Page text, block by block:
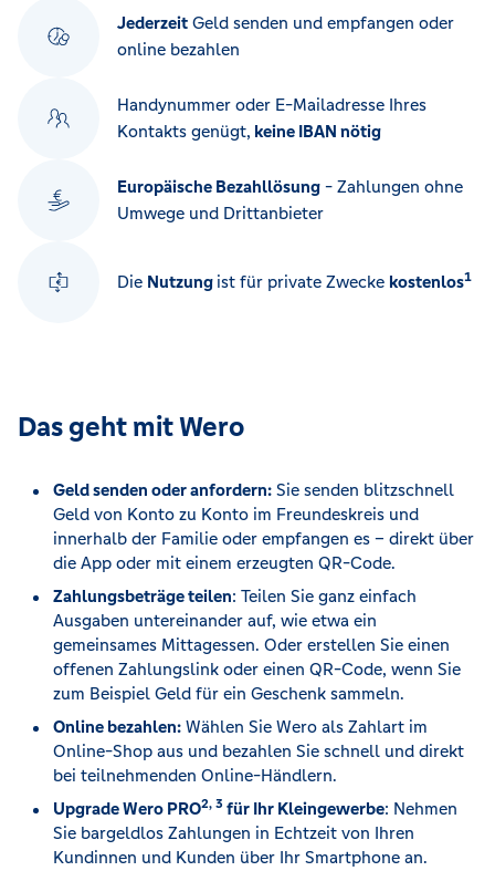
Jederzeit Geld senden und empfangen oder
online bezahlen
Handynummer oder E-Mailadresse Ihres
Kontakts genügt, keine IBAN nötig
Europäische Bezahllösung - Zahlungen ohne
Umwege und Drittanbieter
Die Nutzung ist für private Zwecke kostenlos1
Das geht mit Wero
Geld senden oder anfordern: Sie senden blitzschnell
Geld von Konto zu Konto im Freundeskreis und
innerhalb der Familie oder empfangen es – direkt über
die App oder mit einem erzeugten QR-Code.
Zahlungsbeträge teilen: Teilen Sie ganz einfach
Ausgaben untereinander auf, wie etwa ein
gemeinsames Mittagessen. Oder erstellen Sie einen
offenen Zahlungslink oder einen QR-Code, wenn Sie
zum Beispiel Geld für ein Geschenk sammeln.
Online bezahlen: Wählen Sie Wero als Zahlart im
Online-Shop aus und bezahlen Sie schnell und direkt
bei teilnehmenden Online-Händlern.
Upgrade Wero PRO2, 3 für Ihr Kleingewerbe: Nehmen
Sie bargeldlos Zahlungen in Echtzeit von Ihren
Kundinnen und Kunden über Ihr Smartphone an.